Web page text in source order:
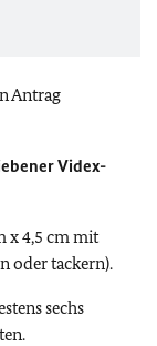
Antrag
Videx-
x 4,5 cm mit
oder tackern).
sechs